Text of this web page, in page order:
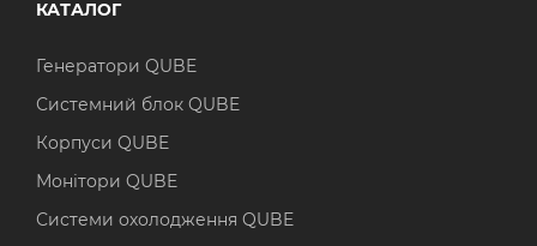
КАТАЛОГ
Генератори QUBE
Системний блок QUBE
Корпуси QUBE
Монітори QUBE
Системи охолодження QUBE